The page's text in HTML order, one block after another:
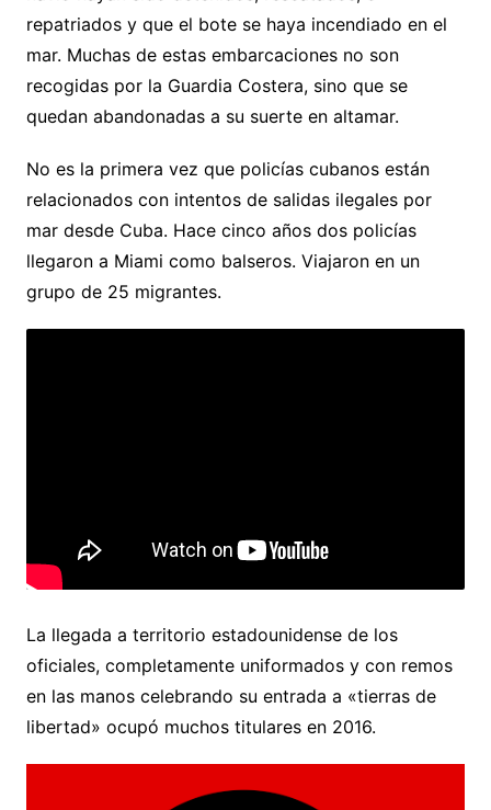
repatriados y que el bote se haya incendiado en el
mar. Muchas de estas embarcaciones no son
recogidas por la Guardia Costera, sino que se
quedan abandonadas a su suerte en altamar.
No es la primera vez que policías cubanos están
relacionados con intentos de salidas ilegales por
mar desde Cuba. Hace cinco años dos policías
llegaron a Miami como balseros. Viajaron en un
grupo de 25 migrantes.
La llegada a territorio estadounidense de los
oficiales, completamente uniformados y con remos
en las manos celebrando su entrada a «tierras de
libertad» ocupó muchos titulares en 2016.